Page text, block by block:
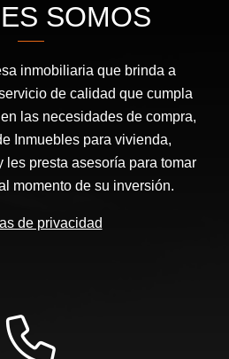
SOMOS
inmobiliaria que brinda a
de calidad que cumpla
las necesidades de compra,
Inmuebles para vivienda,
les presta asesoría para tomar
momento de su inversión.
de privacidad